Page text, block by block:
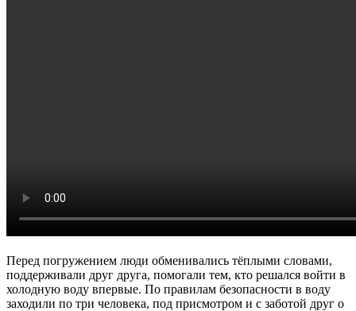
Перед погружением люди обменивались тёплыми словами,
поддерживали друг друга, помогали тем, кто решался войти в
холодную воду впервые. По правилам безопасности в воду
заходили по три человека, под присмотром и с заботой друг о